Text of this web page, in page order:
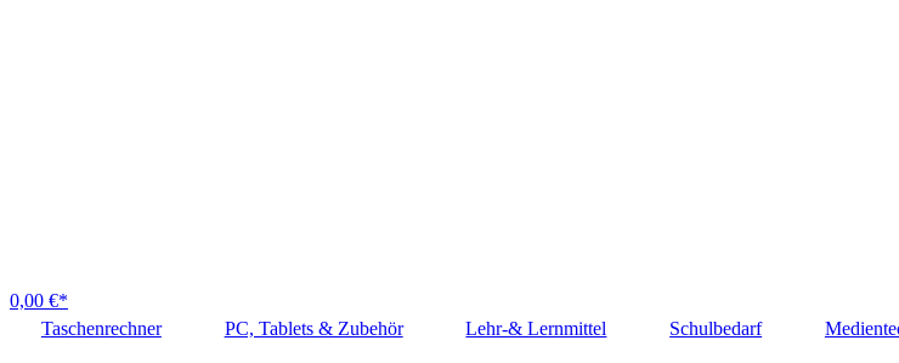
0,00 €*
Taschenrechner
PC, Tablets & Zubehör Lehr-& Lernmittel Schulbedarf